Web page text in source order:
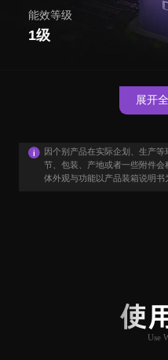
能效等级
1级
因个别产品在实际企划、生产
节、包装、产地或者一些附件
体外观与功能以产品装箱说明书
展开
使
Use